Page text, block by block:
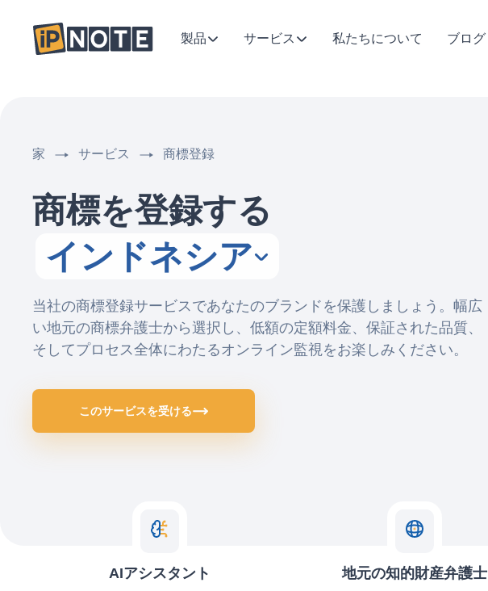
製品 サービス 私たちについて ブログ
家 サービス 商標登録
商標を登録する
インドネシア
当社の商標登録サービスであなたのブランドを保護しましょう。幅広
い地元の商標弁護士から選択し、低額の定額料金、保証された品質、
そしてプロセス全体にわたるオンライン監視をお楽しみください。
このサービスを受ける
AIアシスタント 地元の知的財産弁護士